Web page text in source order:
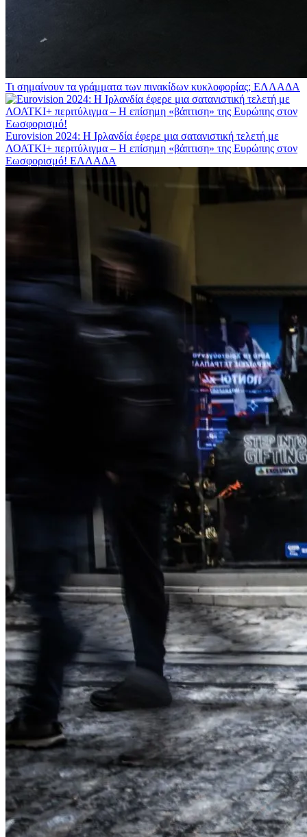
Τι σημαίνουν τα γράμματα των πινακίδων κυκλοφορίας; ΕΛΛΑΔΑ
Eurovision 2024: Η Ιρλανδία έφερε μια σατανιστική τελετή με
ΛΟΑΤΚΙ+ περιτύλιγμα – Η επίσημη «βάπτιση» της Ευρώπης στον
Εωσφορισμό! ΕΛΛΑΔΑ